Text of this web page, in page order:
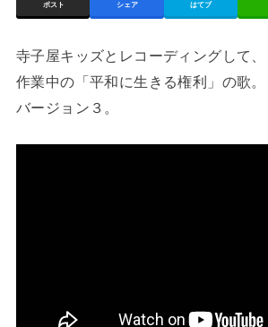
ポスト シェア はてブ
寺子屋キッズとレコーディングして
作業中の「平和に生きる権利」の歌。
バージョン３。